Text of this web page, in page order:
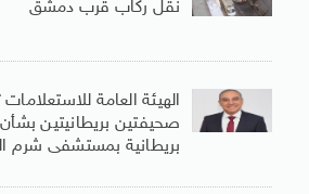
نقل ركاب قرب دمشق
الهيئة العامة
صحيفتين بريطانيتين
بريطانية بمستشفى شرم